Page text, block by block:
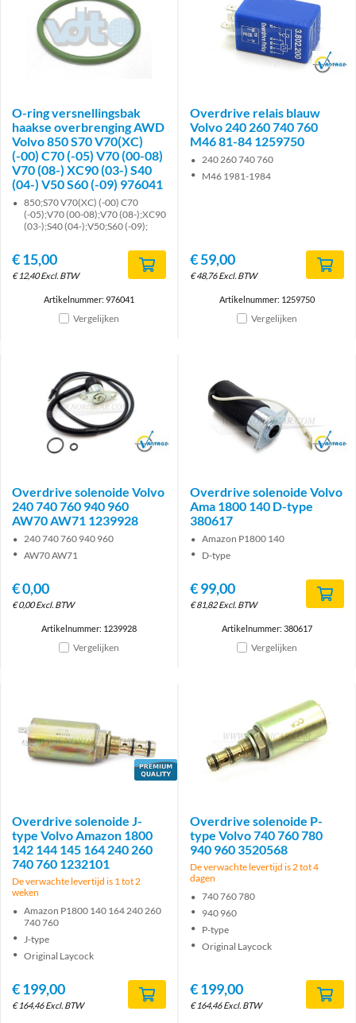
O-ring versnellingsbak
haakse overbrenging AWD
Volvo 850 S70 V70(XC)
(-00) C70 (-05) V70 (00-08)
V70 (08-) XC90 (03-) S40
(04-) V50 S60 (-09) 976041
850;S70 V70(XC) (-00) C70
(-05);V70 (00-08);V70 (08-);XC90
(03-);S40 (04-);V50;S60 (-09);
€15,00
€12,40 Excl. BTW
Artikelnummer: 976041
Vergelijken
Brand
Overdrive relais blauw
Volvo 240 260 740 760
M46 81-84 1259750
240 260 740 760
M46 1981-1984
€59,00
€48,76 Excl. BTW
Artikelnummer: 1259750
Vergelijken
Brand
Overdrive solenoide Volvo
240 740 760 940 960
AW70 AW71 1239928
240 740 760 940 960
AW70 AW71
€0,00
€0,00 Excl. BTW
Artikelnummer: 1239928
Vergelijken
Brand
Overdrive solenoide Volvo
Ama 1800 140 D-type
380617
Amazon P1800 140
D-type
€99,00
€81,82 Excl. BTW
Artikelnummer: 380617
Vergelijken
Brand
Overdrive solenoide J-
type Volvo Amazon 1800
142 144 145 164 240 260
740 760 1232101
De verwachte levertijd is 1 tot 2
weken
Amazon P1800 140 164 240 260
740 760
J-type
Original Laycock
€199,00
€164,46 Excl. BTW
Overdrive solenoide P-
type Volvo 740 760 780
940 960 3520568
De verwachte levertijd is 2 tot 4
dagen
740 760 780
940 960
P-type
Original Laycock
€199,00
€164,46 Excl. BTW